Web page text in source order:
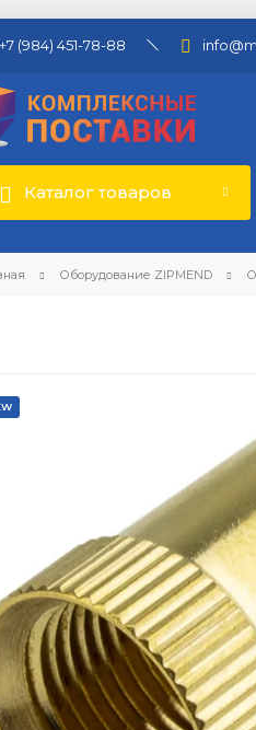
+7 (984) 451-78-88
Каталог товаров
Оборудование ZIPMEND